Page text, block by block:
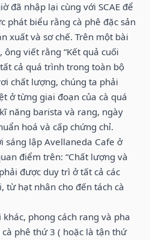
đã nhập lại cùng với SCAE để
phát biểu rằng cà phê đặc sản
xuất và sơ chế. Trên một bài
ông viết rằng “Kết quả cuối
cả quá trình trong toàn bộ
chất lượng, chúng ta phải
ở từng giai đoạn của cà quá
năng barista và rang, ngày
hoá và cấp chứng chỉ.
sáng lập Avellaneda Cafe ở
điểm trên: “Chất lượng và
được duy trì ở tất cả các
từ hạt nhân cho đến tách cà
phong cách rang và pha
phê thứ 3 ( hoặc là tận thứ